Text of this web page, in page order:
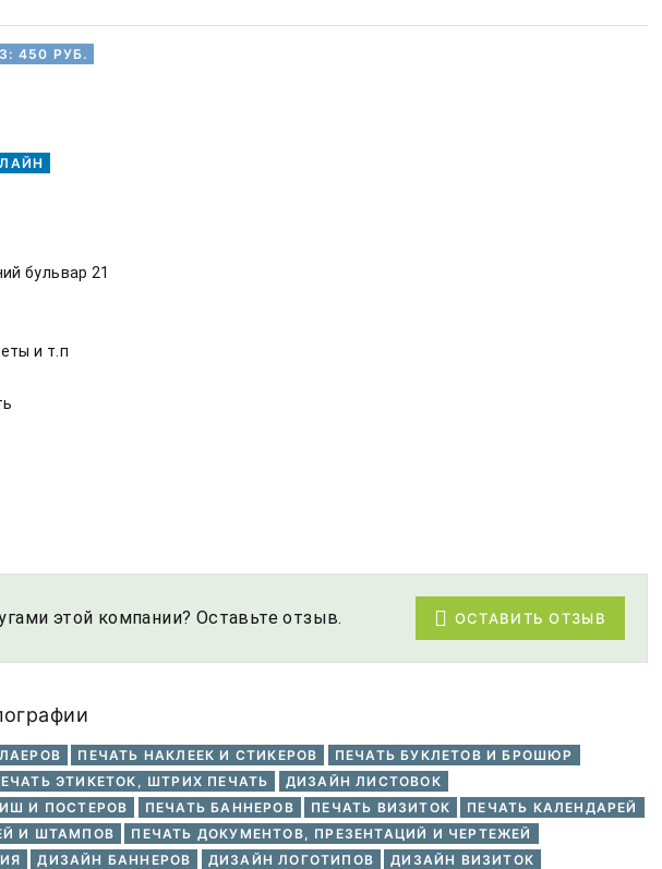
450 РУБ.
бульвар 21
и т.п
этой компании? Оставьте отзыв. ОСТАВИТЬ ОТЗЫВ
ПЕЧАТЬ НАКЛЕЕК И СТИКЕРОВ
ПЕЧАТЬ БУКЛЕТОВ И БРОШЮР
ЭТИКЕТОК, ШТРИХ ПЕЧАТЬ
ДИЗАЙН ЛИСТОВОК
И ПОСТЕРОВ
ПЕЧАТЬ БАННЕРОВ ПЕЧАТЬ ВИЗИТОК
ПЕЧАТЬ КАЛЕНДАРЕЙ
И ШТАМПОВ
ПЕЧАТЬ ДОКУМЕНТОВ, ПРЕЗЕНТАЦИЙ И ЧЕРТЕЖЕЙ
ДИЗАЙН БАННЕРОВ ДИЗАЙН ЛОГОТИПОВ
ДИЗАЙН ВИЗИТОК